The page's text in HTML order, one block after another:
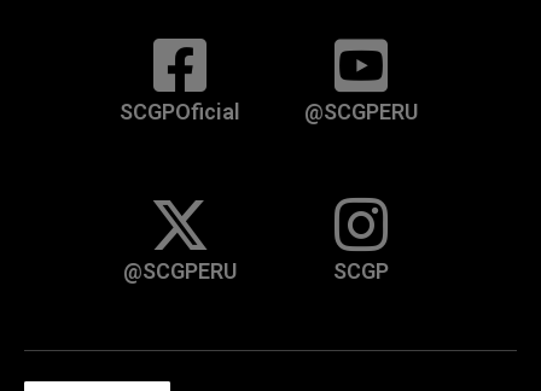
SCGPOficial @SCGPERU
@SCGPERU SCGP